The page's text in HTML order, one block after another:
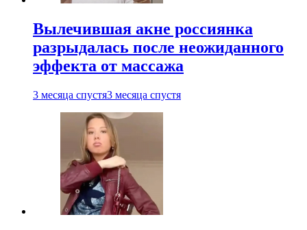
Вылечившая акне россиянка
разрыдалась после неожиданного
эффекта от массажа
3 месяца спустя3 месяца спустя